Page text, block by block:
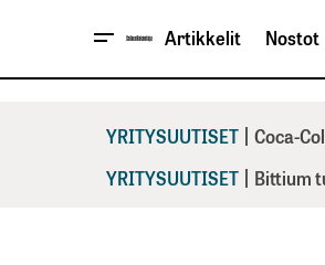
Artikkelit Nostot
YRITYSUUTISET | Coca-
YRITYSUUTISET | Bittium